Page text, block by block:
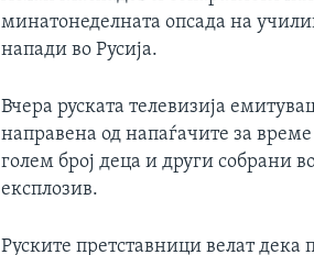
минатонеделната опсада на
напади во Русија.
Вчера руската телевизија
направена од напаѓачите за
голем број деца и други собрани
експлозив.
Руските претставници велат